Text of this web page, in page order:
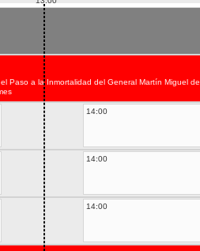
Paso a la Inmortalidad del General Martín Miguel de
14:00
14:00
14:00